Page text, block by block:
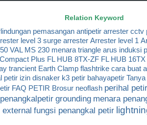
Relation Keyword
pemasangan antipetir arrester cctv
level 3 surge arrester Arrester level 1
VAL MS 230 menara triangle arus induksi
Plus FL HUB 8TX-ZF FL HUB 16TX
trancient Earth Clamp flashtrike cara buat
petir izin disnaker k3 petir bahayapetir
FAQ PETIR Brosur neoflash perihal petir
grounding menara
external fungsi penangkal petir